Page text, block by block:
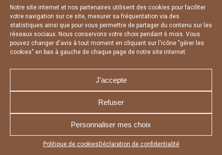
Notre site internet et nos partenaires utilisent des cookies pour faciliter
votre navigation sur ce site, mesurer sa fréquentation via des
statistiques ainsi que pour vous permettre de partager du contenu sur les
réseaux sociaux. Nous conservons votre choix pendant 6 mois. Vous
pouvez changer d'avis à tout moment en cliquant sur l'icône "gérer les
cookies" en bas à gauche de chaque page de notre site internet.
J'accepte
Refuser
Personnaliser mes choix
Politique de cookies Déclaration de confidentialité
Appuyez sur le bouton partager en bas de votre
CHARTE DE CONFIDENTIALITÉ
DÉCLARATION DE CONFIDENTIALITÉ
POLITIQUE D’UTILISATION DES COOKIES
RÉALISÉ PAR L’AGENCE WEB A3 WEB